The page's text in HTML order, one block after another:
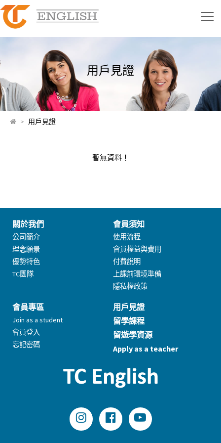
用戶見證
> 用戶見證
暫無資料！
關於我們
公司簡介
理念願景
優勢特色
TC團隊
會員須知
使用流程
會員權益與費用
付費說明
上課前環境準備
隱私權政策
會員專區
Join as a student
會員登入
忘記密碼
用戶見證
留學課程
留遊學資源
Apply as a teacher